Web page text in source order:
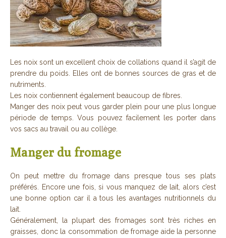
Les noix sont un excellent choix de collations quand il s’agit de
prendre du poids. Elles ont de bonnes sources de gras et de
nutriments.
Les noix contiennent également beaucoup de fibres.
Manger des noix peut vous garder plein pour une plus longue
période de temps. Vous pouvez facilement les porter dans
vos sacs au travail ou au collège.
Manger du fromage
On peut mettre du fromage dans presque tous ses plats
préférés. Encore une fois, si vous manquez de lait, alors c’est
une bonne option car il a tous les avantages nutritionnels du
lait.
Généralement, la plupart des fromages sont très riches en
graisses, donc la consommation de fromage aide la personne